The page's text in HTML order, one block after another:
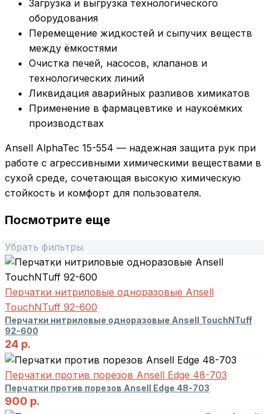
Загрузка и выгрузка технологического
оборудования
Перемещение жидкостей и сыпучих веществ
между ёмкостями
Очистка печей, насосов, клапанов и
технологических линий
Ликвидация аварийных разливов химикатов
Применение в фармацевтике и наукоёмких
производствах
Ansell AlphaTec 15-554 — надежная защита рук при
работе с агрессивными химическими веществами в
сухой среде, сочетающая высокую химическую
стойкость и комфорт для пользователя.
Посмотрите еще
Убрать фильтры
Перчатки нитриловые одноразовые Ansell
TouchNTuff 92-600
Перчатки нитриловые одноразовые Ansell TouchNTuff
92-600
24 р.
Перчатки против порезов Ansell Edge 48-703
Перчатки против порезов Ansell Edge 48-703
900 р.